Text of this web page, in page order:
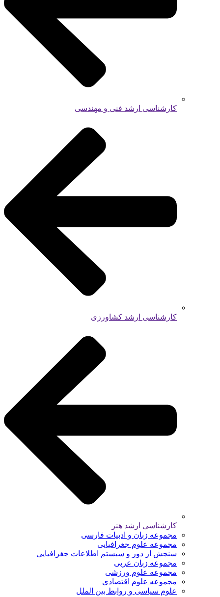
کارشناسی ارشد فنی و مهندسی
کارشناسی ارشد کشاورزی
کارشناسی ارشد هنر
مجموعه زبان و ادبیات فارسی
مجموعه علوم جغرافیایی
سنجش از دور و سیستم اطلاعات جغرافیایی
مجموعه زبان عربی
مجموعه علوم ورزشی
مجموعه علوم اقتصادی
علوم سیاسی و روابط بین الملل